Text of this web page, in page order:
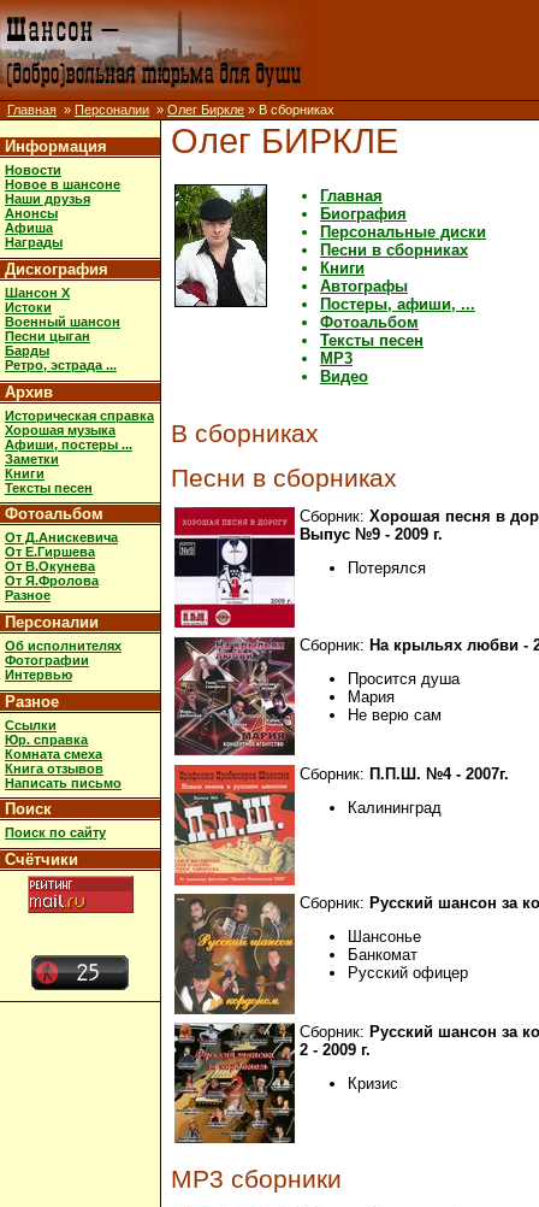
Главная » Персоналии » Олег Биркле » В сборниках
Информация
Новости
Новое в шансоне
Наши друзья
Анонсы
Афиша
Награды
Дискография
Шансон X
Истоки
Военный шансон
Песни цыган
Барды
Ретро, эстрада ...
Архив
Историческая справка
Хорошая музыка
Афиши, постеры ...
Заметки
Книги
Тексты песен
Фотоальбом
От Д.Анискевича
От Е.Гиршева
От В.Окунева
От Я.Фролова
Разное
Персоналии
Об исполнителях
Фотографии
Интервью
Разное
Ссылки
Юр. справка
Комната смеха
Книга отзывов
Написать письмо
Поиск
Поиск по сайту
Счётчики
Олег БИРКЛЕ
Главная
Биография
Персональные диски
Песни в сборниках
Книги
Автографы
Постеры, афиши, ...
Фотоальбом
Тексты песен
MP3
Видео
В сборниках
Песни в сборниках
Сборник: Хорошая песня в
Выпус №9 - 2009 г.
Потерялся
Сборник: На крыльях любви -
Просится душа
Мария
Не верю сам
Сборник: П.П.Ш. №4 - 2007г.
Калининград
Сборник: Русский шансон за
Шансонье
Банкомат
Русский офицер
Сборник: Русский шансон за
2 - 2009 г.
Кризис
MP3 сборники